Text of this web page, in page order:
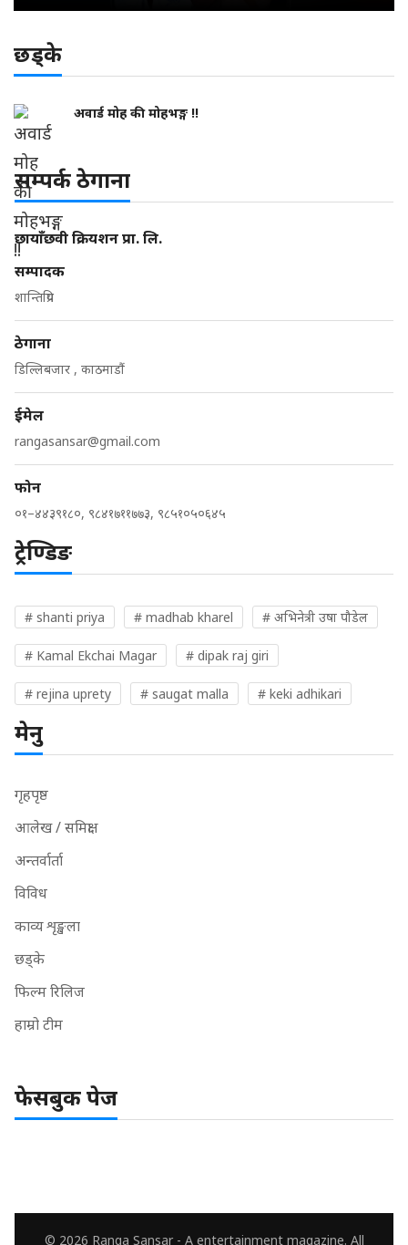
छड्के
अवार्ड मोह की मोहभङ्ग !!
सम्पर्क ठेगाना
छायाँछवी क्रियशन प्रा. लि.
सम्पादक
शान्तिप्रिय
ठेगाना
डिल्लिबजार , काठमाडौं
ईमेल
rangasansar@gmail.com
फोन
०१–४४३९१८०, ९८४१७११७७३, ९८५१०५०६४५
ट्रेण्डिङ
# shanti priya # madhab kharel # अभिनेत्री उषा पौडेल
# Kamal Ekchai Magar # dipak raj giri
# rejina uprety # saugat malla # keki adhikari
मेनु
गृहपृष्ठ
आलेख / समिक्षा
अन्तर्वार्ता
विविध
काव्य शृङ्खला
छड्के
फिल्म रिलिज
हाम्रो टीम
फेसबुक पेज
© 2026 Ranga Sansar - A entertainment magazine. All